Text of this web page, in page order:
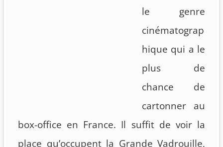
le genre
cinématograp
hique qui a le
plus de
chance de
cartonner au
box-office en France. Il suffit de voir la
place qu’occupent la Grande Vadrouille,